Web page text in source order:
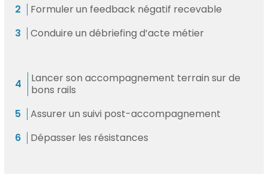
Formuler un feedback négatif recevable
Conduire un débriefing d’acte métier
Lancer son accompagnement terrain sur de
bons rails
Assurer un suivi post-accompagnement
Dépasser les résistances